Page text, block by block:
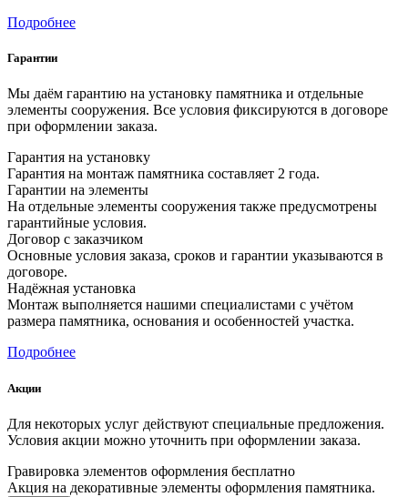
Подробнее
Гарантии
Мы даём гарантию на установку памятника и отдельные
элементы сооружения. Все условия фиксируются в договоре
при оформлении заказа.
Гарантия на установку
Гарантия на монтаж памятника составляет 2 года.
Гарантии на элементы
На отдельные элементы сооружения также предусмотрены
гарантийные условия.
Договор с заказчиком
Основные условия заказа, сроков и гарантии указываются в
договоре.
Надёжная установка
Монтаж выполняется нашими специалистами с учётом
размера памятника, основания и особенностей участка.
Подробнее
Акции
Для некоторых услуг действуют специальные предложения.
Условия акции можно уточнить при оформлении заказа.
Гравировка элементов оформления бесплатно
Акция на декоративные элементы оформления памятника.